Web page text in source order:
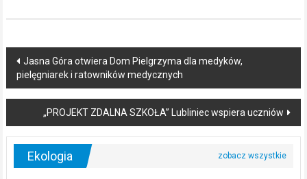
Post
navigation
Jasna Góra otwiera Dom Pielgrzyma dla medyków,
pielęgniarek i ratowników medycznych
„PROJEKT ZDALNA SZKOŁA” Lubliniec wspiera uczniów
Ekologia